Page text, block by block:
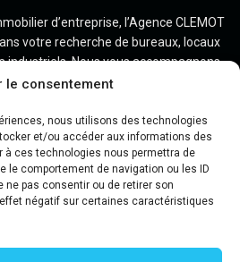
le consentement
nous utilisons des technologies
et/ou accéder aux informations des
à ces technologies nous permettra de
le comportement de navigation ou les ID
ne pas consentir ou de retirer son
négatif sur certaines caractéristiques
d’entreprise, l’Agence CLEMOT
votre recherche de bureaux, locaux
Nous vous accompagnons
faire aboutir vos projets dans les